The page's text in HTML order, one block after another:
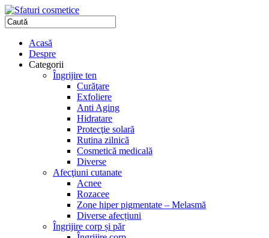
Acasă
Despre
Categorii
Îngrijire ten
Curăţare
Exfoliere
Anti Aging
Hidratare
Protecţie solară
Rutina zilnică
Cosmetică medicală
Diverse
Afecţiuni cutanate
Acnee
Rozacee
Zone hiper pigmentate – Melasmă
Diverse afecțiuni
Îngrijire corp și păr